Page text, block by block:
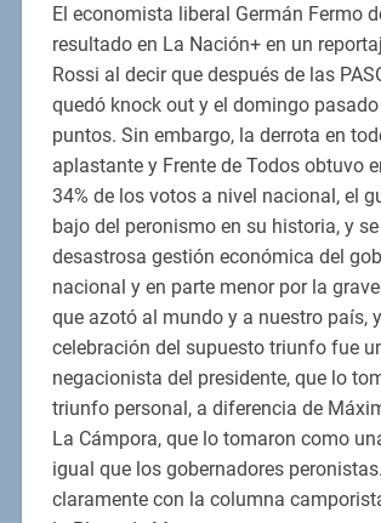
El economista liberal Germán Fermo
resultado en La Nación+ en un
Rossi al decir que después de las
quedó knock out y el domingo
puntos. Sin embargo, la derrota en
aplastante y Frente de Todos obtuvo
34% de los votos a nivel nacional, el
bajo del peronismo en su historia, y
desastrosa gestión económica del
nacional y en parte menor por la
que azotó al mundo y a nuestro país,
celebración del supuesto triunfo fue
negacionista del presidente, que lo
triunfo personal, a diferencia de
La Cámpora, que lo tomaron como
igual que los gobernadores
claramente con la columna